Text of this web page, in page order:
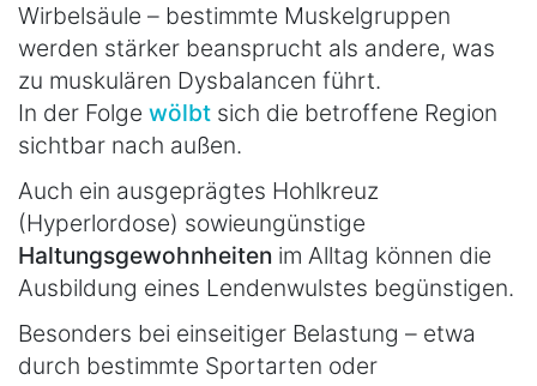
Wirbelsäule – bestimmte Muskelgruppen
werden stärker beansprucht als andere, was
zu muskulären Dysbalancen führt.
In der Folge wölbt sich die betroffene Region
sichtbar nach außen.
Auch ein ausgeprägtes Hohlkreuz
(Hyperlordose) sowieungünstige
Haltungsgewohnheiten im Alltag können die
Ausbildung eines Lendenwulstes begünstigen.
Besonders bei einseitiger Belastung – etwa
durch bestimmte Sportarten oder